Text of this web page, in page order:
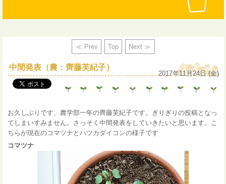
≪ Prev Top Next ≫
中間発表（農：齊藤芙紀子）
2017年11月24日 (金)
お久しぶりです、農学部一年の齊藤芙紀子です。ぎりぎりの投稿となっ
てしまいすみません。さっそく中間発表をしていきたいと思います。こ
ちらが現在のコマツナとハツカダイコンの様子です
コマツナ